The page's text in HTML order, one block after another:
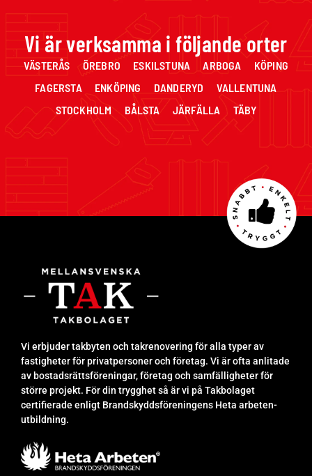
Vi är verksamma i följande orter
VÄSTERÅS ÖREBRO ESKILSTUNA ARBOGA KÖPING
FAGERSTA ENKÖPING DANDERYD VALLENTUNA
STOCKHOLM BÅLSTA JÄRFÄLLA TÄBY
Vi erbjuder takbyten och takrenovering för alla typer av
fastigheter för privatpersoner och företag. Vi är ofta anlitade
av bostadsrättsföreningar, företag och samfälligheter för
större projekt. För din trygghet så är vi på Takbolaget
certifierade enligt Brandskyddsföreningens Heta arbeten-
utbildning.